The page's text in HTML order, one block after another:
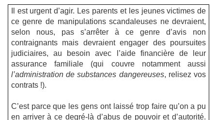
Il est urgent d’agir. Les parents et les jeunes victimes de
ce genre de manipulations scandaleuses ne devraient,
selon nous, pas s’arrêter à ce genre d’avis non
contraignants mais devraient engager des poursuites
judiciaires, au besoin avec l’aide financière de leur
assurance familiale (qui couvre notamment aussi
l’administration de substances dangereuses, relisez vos
contrats !).
C’est parce que les gens ont laissé trop faire qu’on a pu
en arriver à ce degré-là d’abus de pouvoir et d’autorité.